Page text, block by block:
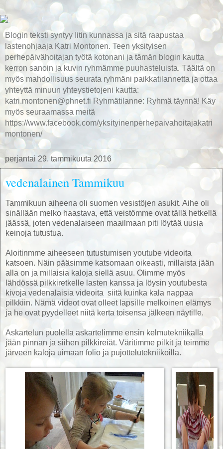
Blogin teksti syntyy Iitin kunnassa ja sitä raapustaa
lastenohjaaja Katri Montonen. Teen yksityisen
perhepäivähoitajan työtä kotonani ja tämän blogin kautta
kerron sanoin ja kuvin ryhmämme puuhasteluista. Täältä on
myös mahdollisuus seurata ryhmäni paikkatilannetta ja ottaa
yhteyttä minuun yhteystietojeni kautta:
katri.montonen@phnet.fi Ryhmätilanne: Ryhmä täynnä! Käy
myös seuraamassa meitä
https://www.facebook.com/yksityinenperhepaivahoitajakatri
montonen/
perjantai 29. tammikuuta 2016
vedenalainen Tammikuu
Tammikuun aiheena oli suomen vesistöjen asukit. Aihe oli
sinällään melko haastava, että veistömme ovat tällä hetkellä
jäässä, joten vedenalaiseen maailmaan piti löytää uusia
keinoja tutustua.
Aloitinmme aiheeseen tutustumisen youtube videoita
katsoen. Näin pääsimme katsomaan oikeasti, millaista jään
alla on ja millaisia kaloja siellä asuu. Olimme myös
lähdössä pilkkiretkelle lasten kanssa ja löysin youtubesta
kivoja vedenalaisia videoita siitä kuinka kala nappaa
pilkkiin. Nämä videot ovat olleet lapsille melkoinen elämys
ja he ovat pyydelleet niitä kerta toisensa jälkeen näytille.
Askartelun puolella askartelimme ensin kelmutekniikalla
jään pinnan ja siihen pilkkireiät. Väritimme pilkit ja teimme
järveen kaloja uimaan folio ja pujottelutekniikoilla.